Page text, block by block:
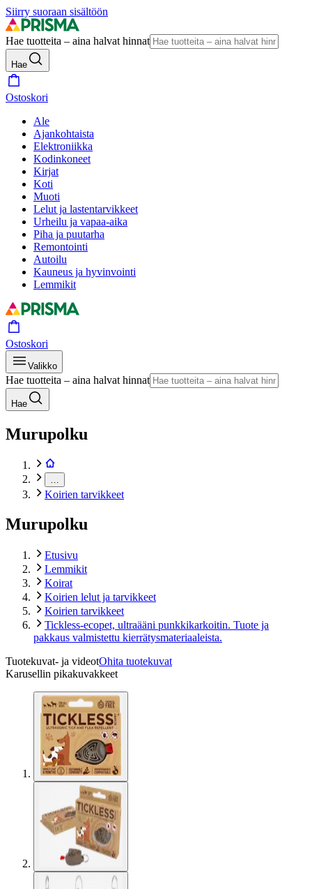
Siirry suoraan sisältöön
Hae tuotteita – aina halvat hinnat
Hae
Ostoskori
Ale
Ajankohtaista
Elektroniikka
Kodinkoneet
Kirjat
Koti
Muoti
Lelut ja lastentarvikkeet
Urheilu ja vapaa-aika
Piha ja puutarha
Remontointi
Autoilu
Kauneus ja hyvinvointi
Lemmikit
Ostoskori
Valikko
Hae tuotteita – aina halvat hinnat
Hae
Murupolku
Koirien tarvikkeet
Murupolku
Etusivu
Lemmikit
Koirat
Koirien lelut ja tarvikkeet
Koirien tarvikkeet
Tickless-ecopet, ultraääni punkkikarkoitin. Tuote ja
pakkaus valmistettu kierrätysmateriaaleista.
Tuotekuvat- ja videotOhita tuotekuvat
Karusellin pikakuvakkeet